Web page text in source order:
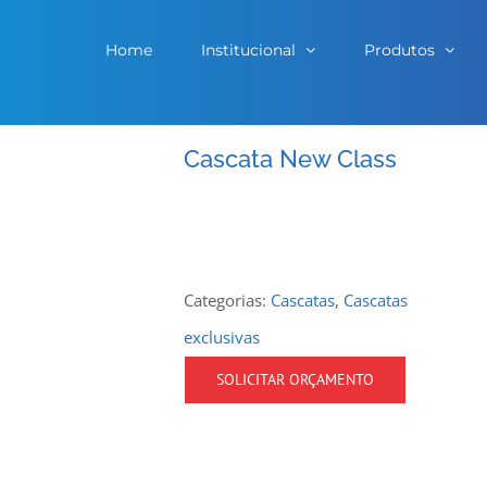
Home Institucional Produtos
Cascata New Class
Categorias: Cascatas, Cascatas
exclusivas
SOLICITAR ORÇAMENTO